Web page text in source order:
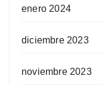
enero 2024
diciembre 2023
noviembre 2023